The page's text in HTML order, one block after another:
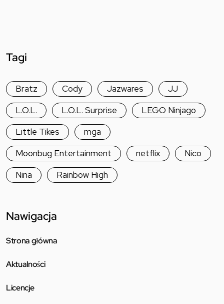
Tagi
Bratz Cody Jazwares
JJ
L.O.L.
L.O.L. Surprise
LEGO Ninjago
Little Tikes
mga
Moonbug Entertainment
netflix
Nico
Nina
Rainbow High
Nawigacja
Strona główna
Aktualności
Licencje